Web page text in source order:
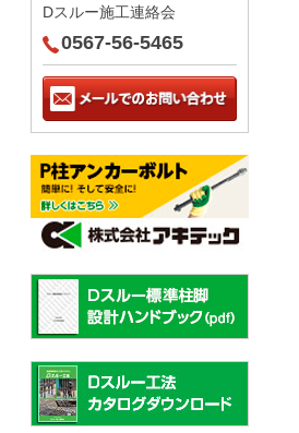
Dスルー施工連絡会
0567-56-5465